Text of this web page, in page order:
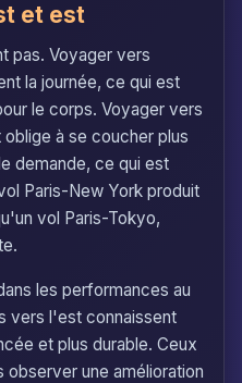
et est
pas. Voyager vers
la journée, ce qui est
le corps. Voyager vers
à se coucher plus
demande, ce qui est
Paris-New York produit
vol Paris-Tokyo,
les performances au
vers l'est connaissent
et plus durable. Ceux
une amélioration